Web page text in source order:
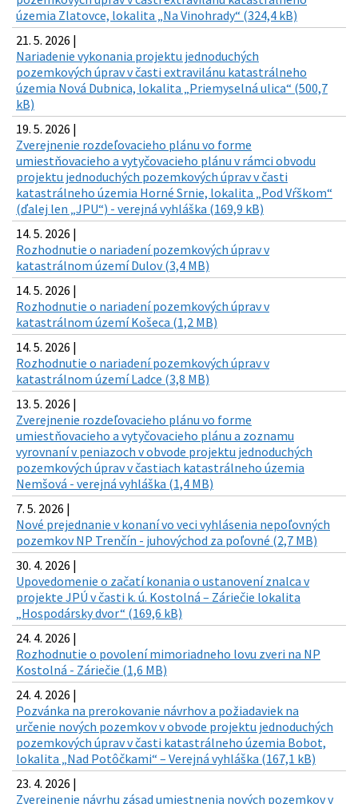
územia Zlatovce, lokalita „Na Vinohrady“ (324,4 kB)
21. 5. 2026 |
Nariadenie vykonania projektu jednoduchých
pozemkových úprav v časti extravilánu katastrálneho
územia Nová Dubnica, lokalita „Priemyselná ulica“ (500,7
kB)
19. 5. 2026 |
Zverejnenie rozdeľovacieho plánu vo forme
umiestňovacieho a vytyčovacieho plánu v rámci obvodu
projektu jednoduchých pozemkových úprav v časti
katastrálneho územia Horné Srnie, lokalita „Pod Vŕškom“
(ďalej len „JPU“) - verejná vyhláška (169,9 kB)
14. 5. 2026 |
Rozhodnutie o nariadení pozemkových úprav v
katastrálnom území Dulov (3,4 MB)
14. 5. 2026 |
Rozhodnutie o nariadení pozemkových úprav v
katastrálnom území Košeca (1,2 MB)
14. 5. 2026 |
Rozhodnutie o nariadení pozemkových úprav v
katastrálnom území Ladce (3,8 MB)
13. 5. 2026 |
Zverejnenie rozdeľovacieho plánu vo forme
umiestňovacieho a vytyčovacieho plánu a zoznamu
vyrovnaní v peniazoch v obvode projektu jednoduchých
pozemkových úprav v častiach katastrálneho územia
Nemšová - verejná vyhláška (1,4 MB)
7. 5. 2026 |
Nové prejednanie v konaní vo veci vyhlásenia nepoľovných
pozemkov NP Trenčín - juhovýchod za poľovné (2,7 MB)
30. 4. 2026 |
Upovedomenie o začatí konania o ustanovení znalca v
projekte JPÚ v časti k. ú. Kostolná – Záriečie lokalita
„Hospodársky dvor“ (169,6 kB)
24. 4. 2026 |
Rozhodnutie o povolení mimoriadneho lovu zveri na NP
Kostolná - Záriečie (1,6 MB)
24. 4. 2026 |
Pozvánka na prerokovanie návrhov a požiadaviek na
určenie nových pozemkov v obvode projektu jednoduchých
pozemkových úprav v časti katastrálneho územia Bobot,
lokalita „Nad Potôčkami“ – Verejná vyhláška (167,1 kB)
23. 4. 2026 |
Zverejnenie návrhu zásad umiestnenia nových pozemkov v